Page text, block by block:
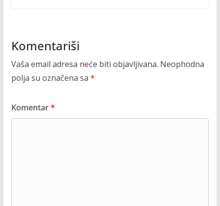
Komentariši
Vaša email adresa neće biti objavljivana. Neophodna
polja su označena sa *
Komentar*